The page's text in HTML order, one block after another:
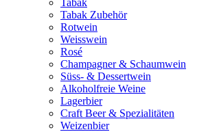
Tabak
Tabak Zubehör
Rotwein
Weisswein
Rosé
Champagner & Schaumwein
Süss- & Dessertwein
Alkoholfreie Weine
Lagerbier
Craft Beer & Spezialitäten
Weizenbier